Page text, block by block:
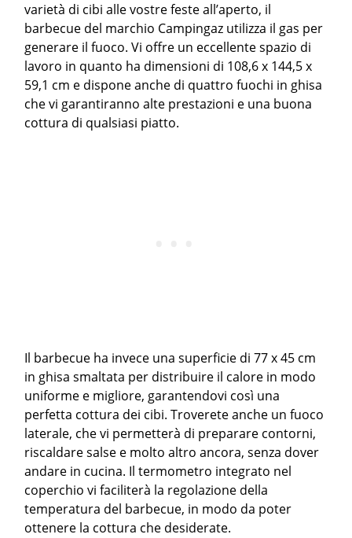
varietà di cibi alle vostre feste all’aperto, il
barbecue del marchio Campingaz utilizza il gas per
generare il fuoco. Vi offre un eccellente spazio di
lavoro in quanto ha dimensioni di 108,6 x 144,5 x
59,1 cm e dispone anche di quattro fuochi in ghisa
che vi garantiranno alte prestazioni e una buona
cottura di qualsiasi piatto.
Il barbecue ha invece una superficie di 77 x 45 cm
in ghisa smaltata per distribuire il calore in modo
uniforme e migliore, garantendovi così una
perfetta cottura dei cibi. Troverete anche un fuoco
laterale, che vi permetterà di preparare contorni,
riscaldare salse e molto altro ancora, senza dover
andare in cucina. Il termometro integrato nel
coperchio vi faciliterà la regolazione della
temperatura del barbecue, in modo da poter
ottenere la cottura che desiderate.